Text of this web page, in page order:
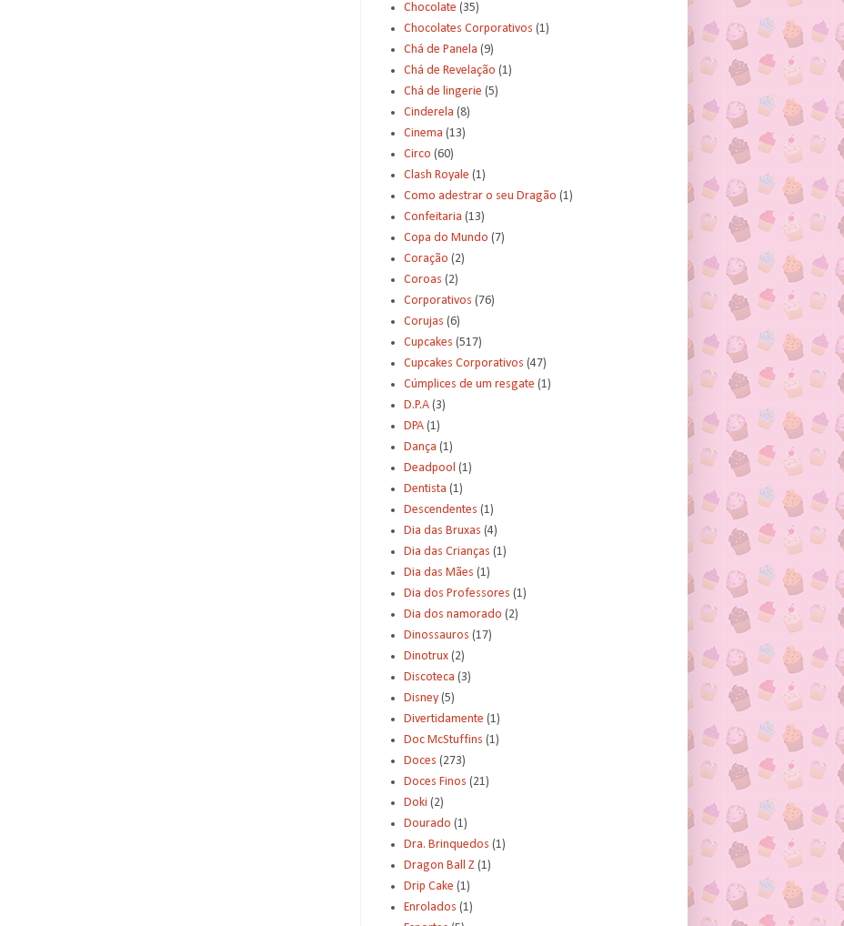
Chocolate (35)
Chocolates Corporativos (1)
Chá de Panela (9)
Chá de Revelação (1)
Chá de lingerie (5)
Cinderela (8)
Cinema (13)
Circo (60)
Clash Royale (1)
Como adestrar o seu Dragão (1)
Confeitaria (13)
Copa do Mundo (7)
Coração (2)
Coroas (2)
Corporativos (76)
Corujas (6)
Cupcakes (517)
Cupcakes Corporativos (47)
Cúmplices de um resgate (1)
D.P.A (3)
DPA (1)
Dança (1)
Deadpool (1)
Dentista (1)
Descendentes (1)
Dia das Bruxas (4)
Dia das Crianças (1)
Dia das Mães (1)
Dia dos Professores (1)
Dia dos namorado (2)
Dinossauros (17)
Dinotrux (2)
Discoteca (3)
Disney (5)
Divertidamente (1)
Doc McStuffins (1)
Doces (273)
Doces Finos (21)
Doki (2)
Dourado (1)
Dra. Brinquedos (1)
Dragon Ball Z (1)
Drip Cake (1)
Enrolados (1)